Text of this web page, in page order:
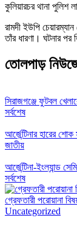
কুলিয়ারচর থানা পুলিশ
রামদী ইউপি
তাঁর ধারণা। ঘটনার পর
তোলপাড়
সিরাজগঞ্জে ফুটবল
সর্বশেষ
আর্জেন্টিনার হারের
জাতীয়
আর্জেন্টিনা-ইংল্যান্ড
সর্বশেষ
গ্রেফতারী পরোয়ানা
Uncategorized